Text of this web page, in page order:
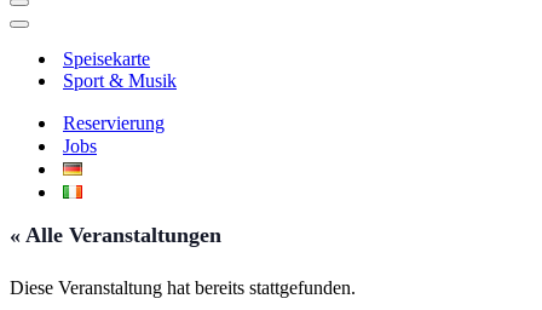
Navigationsmenü
Navigationsmenü
Speisekarte
Sport & Musik
Reservierung
Jobs
« Alle Veranstaltungen
Diese Veranstaltung hat bereits stattgefunden.